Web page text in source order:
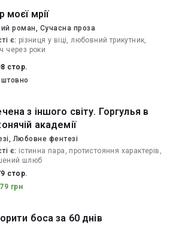
моєї мрії
роман, Сучасна проза
є: різниця у віці, любовний трикутник,
через роки
198 стор.
з іншого світу. Горгулья в
академії
Любовне фентезі
є: істинна пара, протистояння характерів,
шлюб
279 стор.
79 грн
боса за 60 днів